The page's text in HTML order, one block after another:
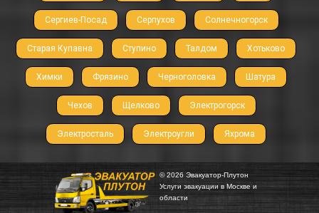
Сергиев-Посад Серпухов Солнечногорск
Старая Купавна Ступино Талдом Хотьково
Химки Фрязино Черноголовка Шатура
Чехов Щелково Электрогорск
Электросталь Электроугли Яхрома
© 2026 Эвакуатор-Плутон
Услуги эвакуации в Москве и
области